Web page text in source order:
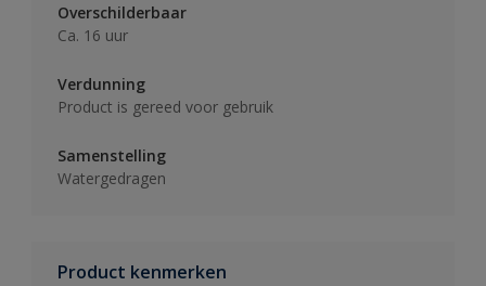
Overschilderbaar
Ca. 16 uur
Verdunning
Product is gereed voor gebruik
Samenstelling
Watergedragen
Product kenmerken